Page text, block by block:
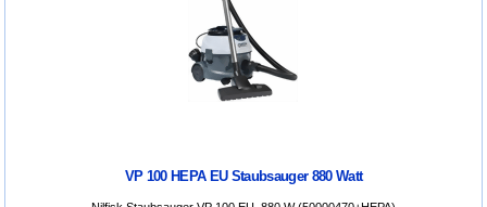
VP 100 HEPA EU Staubsauger 880 Watt